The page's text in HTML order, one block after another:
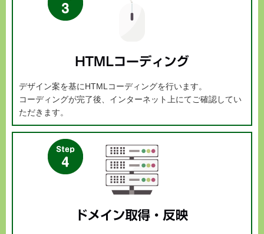
デザイン案を基にHTMLコーディングを行います。
コーディングが完了後、インターネット上にてご確認してい
ただきます。